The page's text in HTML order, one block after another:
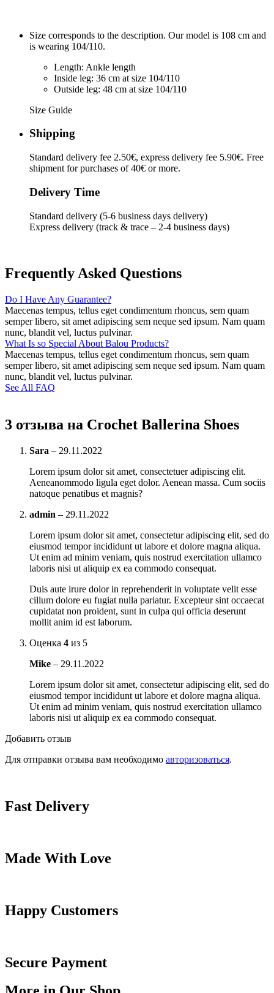
Size corresponds to the description. Our model is 108 cm and
is wearing 104/110.
Length: Ankle length
Inside leg: 36 cm at size 104/110
Outside leg: 48 cm at size 104/110
Size Guide
Shipping
Standard delivery fee 2.50€, express delivery fee 5.90€. Free
shipment for purchases of 40€ or more.
Delivery Time
Standard delivery (5-6 business days delivery)
Express delivery (track & trace – 2-4 business days)
Frequently Asked Questions
Do I Have Any Guarantee?
Maecenas tempus, tellus eget condimentum rhoncus, sem quam
semper libero, sit amet adipiscing sem neque sed ipsum. Nam quam
nunc, blandit vel, luctus pulvinar.
What Is so Special About Balou Products?
Maecenas tempus, tellus eget condimentum rhoncus, sem quam
semper libero, sit amet adipiscing sem neque sed ipsum. Nam quam
nunc, blandit vel, luctus pulvinar.
See All FAQ
3 отзыва на Crochet Ballerina Shoes
Sara – 29.11.2022
Lorem ipsum dolor sit amet, consectetuer adipiscing elit.
Aeneanommodo ligula eget dolor. Aenean massa. Cum sociis
natoque penatibus et magnis?
admin – 29.11.2022
Lorem ipsum dolor sit amet, consectetur adipiscing elit, sed do
eiusmod tempor incididunt ut labore et dolore magna aliqua.
Ut enim ad minim veniam, quis nostrud exercitation ullamco
laboris nisi ut aliquip ex ea commodo consequat.
Duis aute irure dolor in reprehenderit in voluptate velit esse
cillum dolore eu fugiat nulla pariatur. Excepteur sint occaecat
cupidatat non proident, sunt in culpa qui officia deserunt
mollit anim id est laborum.
Оценка 4 из 5
Mike – 29.11.2022
Lorem ipsum dolor sit amet, consectetur adipiscing elit, sed do
eiusmod tempor incididunt ut labore et dolore magna aliqua.
Ut enim ad minim veniam, quis nostrud exercitation ullamco
laboris nisi ut aliquip ex ea commodo consequat.
Добавить отзыв
Для отправки отзыва вам необходимо авторизоваться.
Fast Delivery
Made With Love
Happy Customers
Secure Payment